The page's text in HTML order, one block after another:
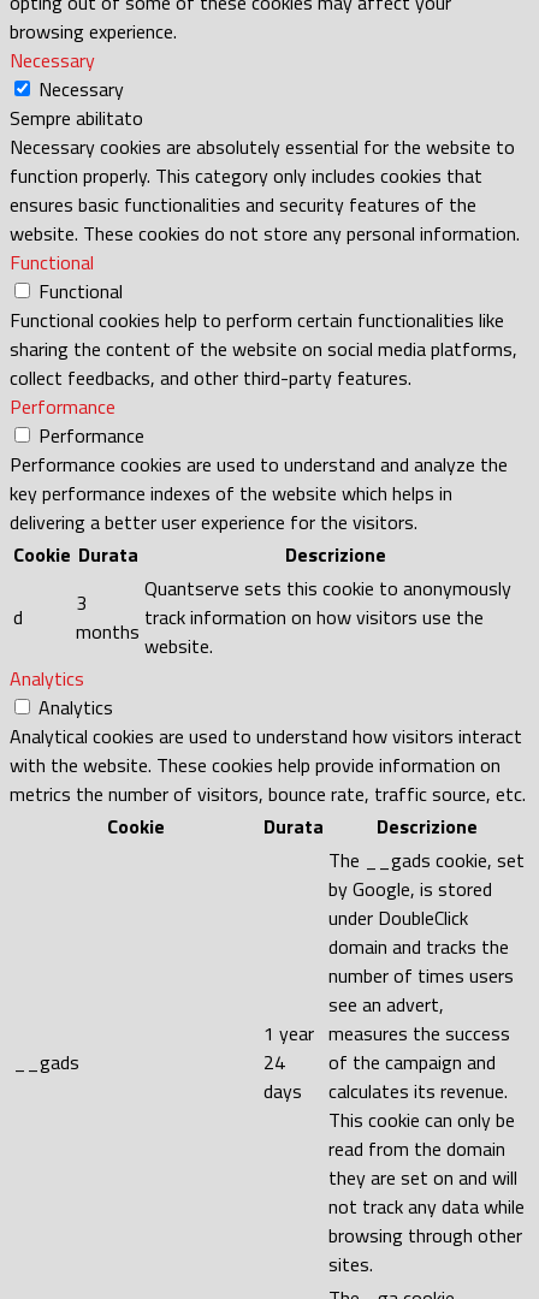
browsing experience.
Necessary
Necessary
Sempre abilitato
Necessary cookies are absolutely essential for the website to
function properly. This category only includes cookies that
ensures basic functionalities and security features of the
website. These cookies do not store any personal information.
Functional
Functional
Functional cookies help to perform certain functionalities like
sharing the content of the website on social media platforms,
collect feedbacks, and other third-party features.
Performance
Performance
Performance cookies are used to understand and analyze the
key performance indexes of the website which helps in
delivering a better user experience for the visitors.
Cookie Durata Descrizione
d
3
months
Quantserve sets this cookie to anonymously
track information on how visitors use the
website.
Analytics
Analytics
Analytical cookies are used to understand how visitors interact
with the website. These cookies help provide information on
metrics the number of visitors, bounce rate, traffic source, etc.
Cookie
Durata Descrizione
__gads
1 year
24
days
The __gads cookie, set
by Google, is stored
under DoubleClick
domain and tracks the
number of times users
see an advert,
measures the success
of the campaign and
calculates its revenue.
This cookie can only be
read from the domain
they are set on and will
not track any data while
browsing through other
sites.